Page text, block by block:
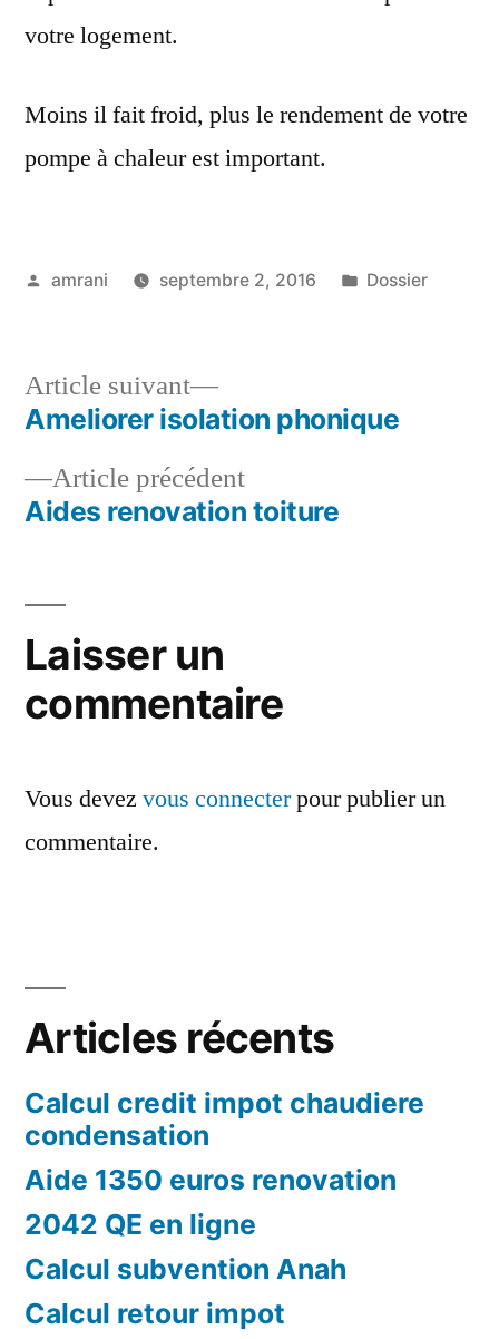
votre logement.
Moins il fait froid, plus le rendement de votre
pompe à chaleur est important.
Publié
amrani septembre 2, 2016
Publié
Dossier
Navigation
deArticle précédentArticle
précédent :
Aides renovation toiture
Article suivant
Article
suivant :
Ameliorer isolation phonique
Laisser un
commentaire
Vous devez vous connecterpour publier un
commentaire.
Articles récents
Calcul credit impot chaudiere
condensation
Aide 1350 euros renovation
2042 QE en ligne
Calcul subvention Anah
Calcul retour impot